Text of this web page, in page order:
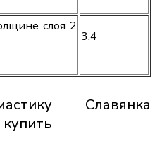
слоя 2
3,4
Славянка